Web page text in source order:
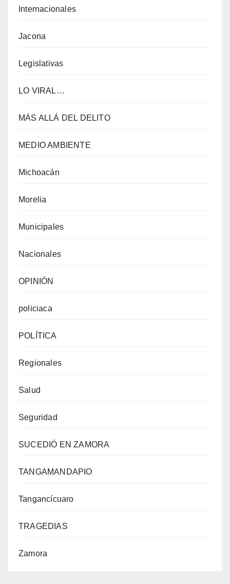
Internacionales
Jacona
Legislativas
LO VIRAL…
MÁS ALLÁ DEL DELITO
MEDIO AMBIENTE
Michoacán
Morelia
Municipales
Nacionales
OPINIÓN
policiaca
POLÍTICA
Regionales
Salud
Seguridad
SUCEDIÓ EN ZAMORA
TANGAMANDAPIO
Tangancícuaro
TRAGEDIAS
Zamora